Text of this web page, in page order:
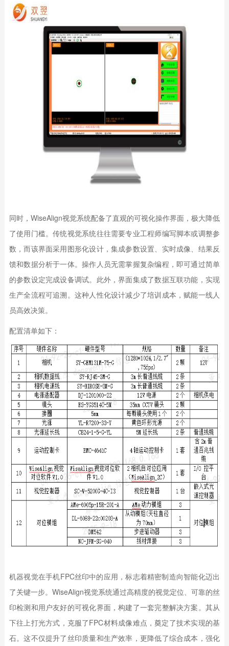
同时，WiseAlign视觉系统配备了直观的可视化操作界面，极大降低
了使用门槛。传统视觉系统往往需要专业工程师编写脚本或调整参
数，而该界面采用图形化设计，集成参数设置、实时成像、结果反
馈和数据分析于一体。操作人员无需掌握复杂编程，即可通过简单
的参数设定完成设备调试。此外，界面集成了数据互联功能，实现
生产全流程可追溯。这种人性化设计减少了培训成本，赋能一线人
员高效决策。
配置清单如下：
机器视觉在手机FPC丝印中的应用，标志着精密制造向智能化迈出
了关键一步。WiseAlign视觉系统通过高精度的视觉定位、可靠的丝
印检测和用户友好的可视化界面，构建了一套完整解决方案。其从
下往上打光方式，克服了FPC材料成像难点，奠定了技术实现的基
石。这不仅提升了丝印质量和生产效率，更降低了综合成本，强化